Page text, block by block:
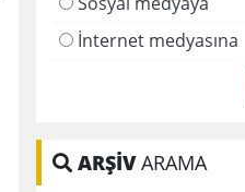
İnternet medyasına
ARŞİVARAMA